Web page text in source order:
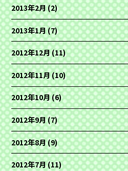
2013年2月(2)
2013年1月(7)
2012年12月(11)
2012年11月(10)
2012年10月(6)
2012年9月(7)
2012年8月(9)
2012年7月(11)